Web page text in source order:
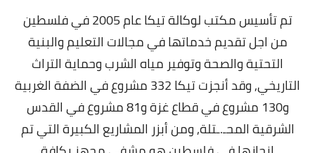
تم تأسيس مكتب لوكالة تيكا عام 2005 في فلسطين
من اجل تقديم خدماتها في مجالات التعليم والبنية
التحتية والصحة وتوفير مياه الشرب وحماية التراث
التاريخي,
وقد أنجزت تيكا 332 مشروع في الضفة الغربية
و130 مشروع في قطاع غزة و81 مشروع في القدس
الشرقية المحـ.ـتلة, ومن أبزر المشاريع الكبيرة التي تم